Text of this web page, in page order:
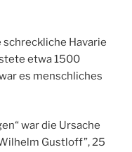
schreckliche Havarie
etwa 1500
es menschliches
war die Ursache
Gustloff”, 25